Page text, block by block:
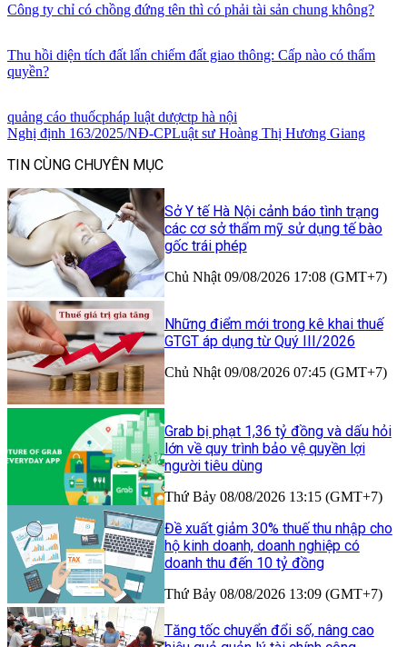
Công ty chỉ có chồng đứng tên thì có phải tài sản chung không?
Thu hồi diện tích đất lấn chiếm đất giao thông: Cấp nào có thẩm
quyền?
quảng cáo thuốcpháp luật dượctp hà nội
Nghị định 163/2025/NĐ-CPLuật sư Hoàng Thị Hương Giang
TIN CÙNG CHUYÊN MỤC
Sở Y tế Hà Nội cảnh báo tình trạng
các cơ sở thẩm mỹ sử dụng tế bào
gốc trái phép
Chủ Nhật 09/08/2026 17:08 (GMT+7)
Những điểm mới trong kê khai thuế
GTGT áp dụng từ Quý III/2026
Chủ Nhật 09/08/2026 07:45 (GMT+7)
Grab bị phạt 1,36 tỷ đồng và dấu hỏi
lớn về quy trình bảo vệ quyền lợi
người tiêu dùng
Thứ Bảy 08/08/2026 13:15 (GMT+7)
Đề xuất giảm 30% thuế thu nhập cho
hộ kinh doanh, doanh nghiệp có
doanh thu đến 10 tỷ đồng
Thứ Bảy 08/08/2026 13:09 (GMT+7)
Tăng tốc chuyển đổi số, nâng cao